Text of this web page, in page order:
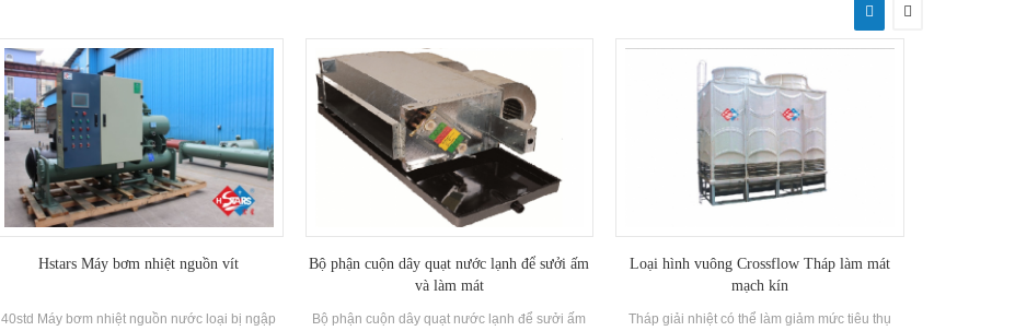
Hstars Máy bơm nhiệt nguồn vít
40std Máy bơm nhiệt nguồn nước loại bị ngập
Bộ phận cuộn dây quạt nước lạnh để sưởi ấm
và làm mát
Bộ phận cuộn dây quạt nước lạnh để sưởi ấm
Loại hình vuông Crossflow Tháp làm mát
mạch kín
Tháp giải nhiệt có thể làm giảm mức tiêu thụ